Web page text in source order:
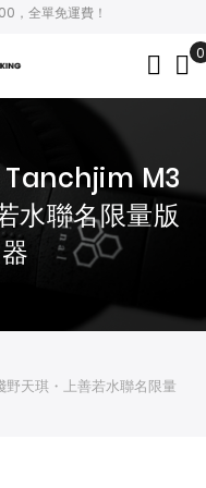
，全單免運費！
0
Tanchjim M3
水聯名限量版
天琪・上善若水聯名限量